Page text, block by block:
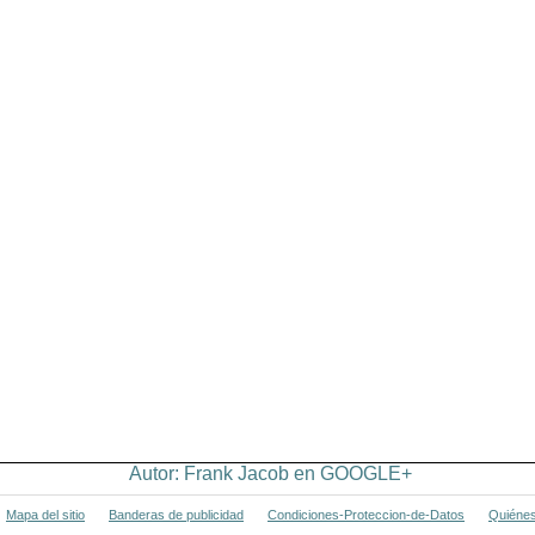
Autor: Frank Jacob en GOOGLE+
Mapa del sitio Banderas de publicidad Condiciones-Proteccion-de-Datos